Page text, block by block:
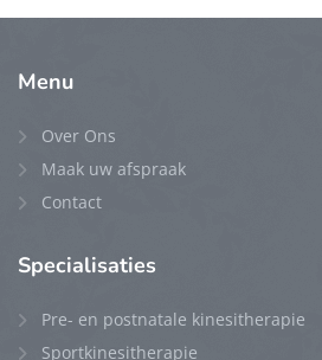
Menu
Over Ons
Maak uw afspraak
Contact
Specialisaties
Pre- en postnatale kinesitherapie
Sportkinesitherapie